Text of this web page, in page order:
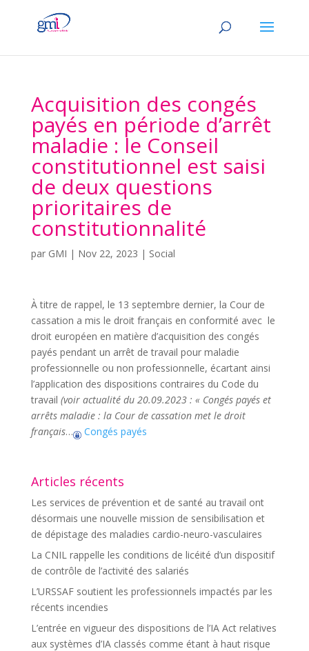
Acquisition des congés
payés en période d’arrêt
maladie : le Conseil
constitutionnel est saisi
de deux questions
prioritaires de
constitutionnalité
par GMI | Nov 22, 2023 | Social
À titre de rappel, le 13 septembre dernier, la Cour de
cassation a mis le droit français en conformité avec le
droit européen en matière d’acquisition des congés
payés pendant un arrêt de travail pour maladie
professionnelle ou non professionnelle, écartant ainsi
l’application des dispositions contraires du Code du
travail (voir actualité du 20.09.2023 : « Congés payés et
arrêts maladie : la Cour de cassation met le droit
français… Congés payés
Articles récents
Les services de prévention et de santé au travail ont
désormais une nouvelle mission de sensibilisation et
de dépistage des maladies cardio-neuro-vasculaires
La CNIL rappelle les conditions de licéité d’un dispositif
de contrôle de l’activité des salariés
L’URSSAF soutient les professionnels impactés par les
récents incendies
L’entrée en vigueur des dispositions de l’IA Act relatives
aux systèmes d’IA classés comme étant à haut risque